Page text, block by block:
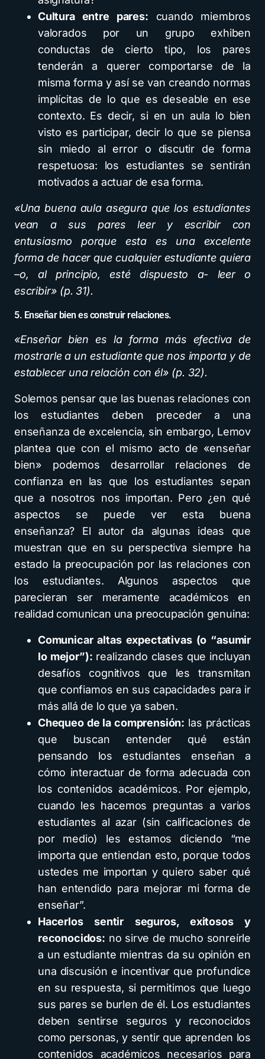
Cultura entre pares: cuando miembros
valorados por un grupo exhiben
conductas de cierto tipo, los pares
tenderán a querer comportarse de la
misma forma y así se van creando normas
implícitas de lo que es deseable en ese
contexto. Es decir, si en un aula lo bien
visto es participar, decir lo que se piensa
sin miedo al error o discutir de forma
respetuosa: los estudiantes se sentirán
motivados a actuar de esa forma.
«Una buena aula asegura que los estudiantes
vean a sus pares leer y escribir con
entusiasmo porque esta es una excelente
forma de hacer que cualquier estudiante quiera
–o, al principio, esté dispuesto a- leer o
escribir» (p. 31).
5. Enseñar bien es construir relaciones.
«Enseñar bien es la forma más efectiva de
mostrarle a un estudiante que nos importa y de
establecer una relación con él» (p. 32).
Solemos pensar que las buenas relaciones con
los estudiantes deben preceder a una
enseñanza de excelencia, sin embargo, Lemov
plantea que con el mismo acto de «enseñar
bien» podemos desarrollar relaciones de
confianza en las que los estudiantes sepan
que a nosotros nos importan. Pero ¿en qué
aspectos se puede ver esta buena
enseñanza? El autor da algunas ideas que
muestran que en su perspectiva siempre ha
estado la preocupación por las relaciones con
los estudiantes. Algunos aspectos que
parecieran ser meramente académicos en
realidad comunican una preocupación genuina:
Comunicar altas expectativas (o “asumir
lo mejor”): realizando clases que incluyan
desafíos cognitivos que les transmitan
que confiamos en sus capacidades para ir
más allá de lo que ya saben.
Chequeo de la comprensión: las prácticas
que buscan entender qué están
pensando los estudiantes enseñan a
cómo interactuar de forma adecuada con
los contenidos académicos. Por ejemplo,
cuando les hacemos preguntas a varios
estudiantes al azar (sin calificaciones de
por medio) les estamos diciendo “me
importa que entiendan esto, porque todos
ustedes me importan y quiero saber qué
han entendido para mejorar mi forma de
enseñar”.
Hacerlos sentir seguros, exitosos y
reconocidos: no sirve de mucho sonreírle
a un estudiante mientras da su opinión en
una discusión e incentivar que profundice
en su respuesta, si permitimos que luego
sus pares se burlen de él. Los estudiantes
deben sentirse seguros y reconocidos
como personas, y sentir que aprenden los
contenidos académicos necesarios para